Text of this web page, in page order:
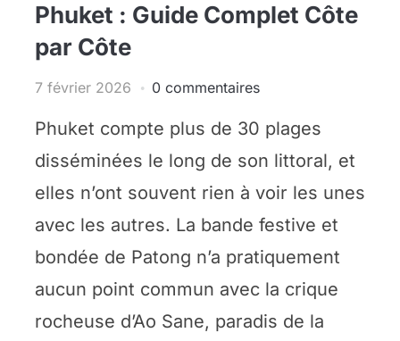
Phuket : Guide Complet Côte
par Côte
7 février 2026 0 commentaires
Phuket compte plus de 30 plages
disséminées le long de son littoral, et
elles n’ont souvent rien à voir les unes
avec les autres. La bande festive et
bondée de Patong n’a pratiquement
aucun point commun avec la crique
rocheuse d’Ao Sane, paradis de la